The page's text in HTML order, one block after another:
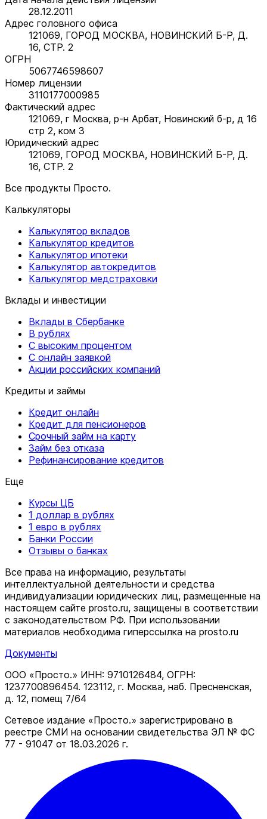
28.12.2011
Адрес головного офиса
121069, ГОРОД МОСКВА, НОВИНСКИЙ Б-Р, Д.
16, СТР. 2
ОГРН
5067746598607
Номер лицензии
3110177000985
Фактический адрес
121069, г Москва, р-н Арбат, Новинский б-р, д 16
стр 2, ком 3
Юридический адрес
121069, ГОРОД МОСКВА, НОВИНСКИЙ Б-Р, Д.
16, СТР. 2
Все продукты Просто.
Калькуляторы
Калькулятор вкладов
Калькулятор кредитов
Калькулятор ипотеки
Калькулятор автокредитов
Калькулятор медстраховки
Вклады и инвестиции
Вклады в Сбербанке
В рублях
С высоким процентом
С онлайн заявкой
Акции российских компаний
Кредиты и займы
Кредит онлайн
Кредит для пенсионеров
Срочный займ на карту
Займ без отказа
Рефинансирование кредитов
Еще
Курсы ЦБ
1 доллар в рублях
1 евро в рублях
Банки России
Отзывы о банках
Все права на информацию, результаты
интеллектуальной деятельности и средства
индивидуализации юридических лиц, размещенные на
настоящем сайте prosto.ru, защищены в соответствии
c законодательством РФ. При использовании
материалов необходима гиперссылка на prosto.ru
Документы
ООО «Просто.» ИНН: 9710126484, ОГРН:
1237700896454. 123112, г. Москва, наб. Пресненская,
д. 12, помещ 7/64
Сетевое издание «Просто.» зарегистрировано в
реестре СМИ на основании свидетельства ЭЛ № ФС
77 - 91047 от 18.03.2026 г.